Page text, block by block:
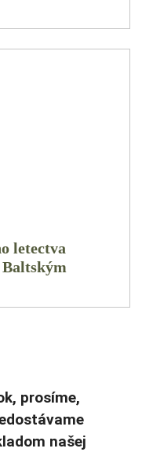
letectva
prosíme,
našej